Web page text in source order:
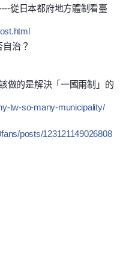
從日本都府地方體制看臺
治？
做的是解決「一國兩制」的
tw-so-many-municipality/
posts/123121149026808